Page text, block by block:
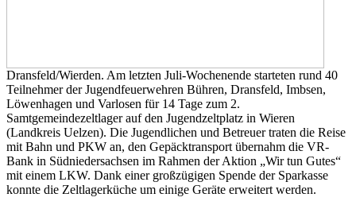
Dransfeld/Wierden. Am letzten Juli-Wochenende starteten rund 40
Teilnehmer der Jugendfeuerwehren Bühren, Dransfeld, Imbsen,
Löwenhagen und Varlosen für 14 Tage zum 2.
Samtgemeindezeltlager auf den Jugendzeltplatz in Wieren
(Landkreis Uelzen). Die Jugendlichen und Betreuer traten die Reise
mit Bahn und PKW an, den Gepäcktransport übernahm die VR-
Bank in Südniedersachsen im Rahmen der Aktion „Wir tun Gutes“
mit einem LKW. Dank einer großzügigen Spende der Sparkasse
konnte die Zeltlagerküche um einige Geräte erweitert werden.